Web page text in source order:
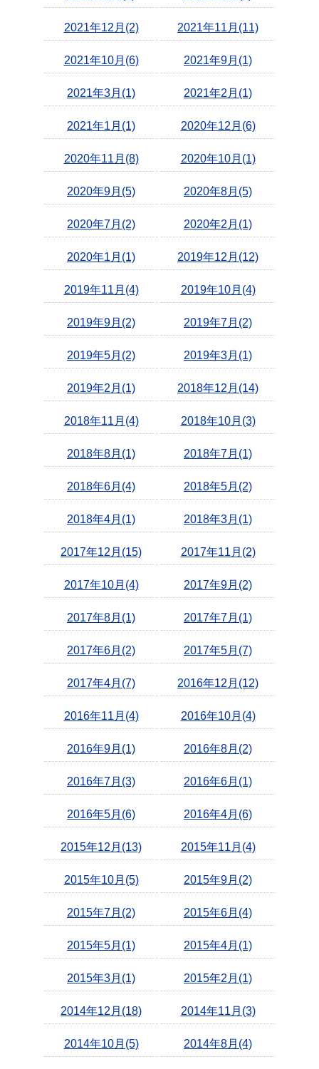
2021年12月(2) 2021年11月(11)
2021年10月(6) 2021年9月(1)
2021年3月(1) 2021年2月(1)
2021年1月(1) 2020年12月(6)
2020年11月(8) 2020年10月(1)
2020年9月(5) 2020年8月(5)
2020年7月(2) 2020年2月(1)
2020年1月(1) 2019年12月(12)
2019年11月(4) 2019年10月(4)
2019年9月(2) 2019年7月(2)
2019年5月(2) 2019年3月(1)
2019年2月(1) 2018年12月(14)
2018年11月(4) 2018年10月(3)
2018年8月(1) 2018年7月(1)
2018年6月(4) 2018年5月(2)
2018年4月(1) 2018年3月(1)
2017年12月(15) 2017年11月(2)
2017年10月(4) 2017年9月(2)
2017年8月(1) 2017年7月(1)
2017年6月(2) 2017年5月(7)
2017年4月(7) 2016年12月(12)
2016年11月(4) 2016年10月(4)
2016年9月(1) 2016年8月(2)
2016年7月(3) 2016年6月(1)
2016年5月(6) 2016年4月(6)
2015年12月(13) 2015年11月(4)
2015年10月(5) 2015年9月(2)
2015年7月(2) 2015年6月(4)
2015年5月(1) 2015年4月(1)
2015年3月(1) 2015年2月(1)
2014年12月(18) 2014年11月(3)
2014年10月(5) 2014年8月(4)